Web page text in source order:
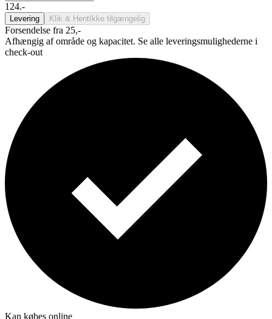
124.-
Levering Klik & Hent Ikke tilgængelig
Forsendelse fra 25,-
Afhængig af område og kapacitet. Se alle leveringsmulighederne i
check-out
Kan købes online